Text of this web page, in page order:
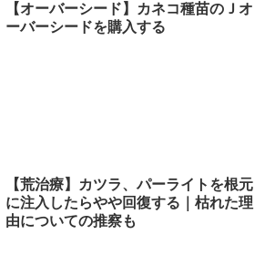
【オーバーシード】カネコ種苗のＪオ
ーバーシードを購入する
【荒治療】カツラ、パーライトを根元
に注入したらやや回復する｜枯れた理
由についての推察も